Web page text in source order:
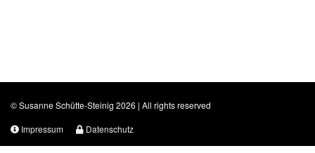
© Susanne Schütte-Steinig 2026 | All rights reserved
Impressum
Datenschutz